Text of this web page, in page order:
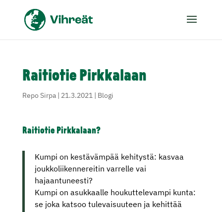
Raitiotie Pirkkalaan
Repo Sirpa| 21.3.2021| Blogi
Raitiotie Pirkkalaan?
Kumpi on kestävämpää kehitystä: kasvaa
joukkoliikennereitin varrelle vai
hajaantuneesti?
Kumpi on asukkaalle houkuttelevampi kunta:
se joka katsoo tulevaisuuteen ja kehittää